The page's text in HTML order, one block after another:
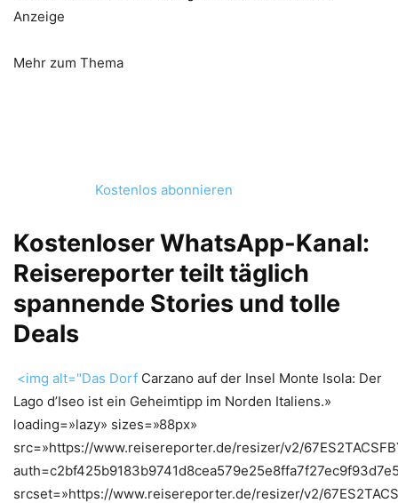
Anzeige
Mehr zum Thema
Kostenlos abonnieren
Kostenloser WhatsApp-Kanal:
Reisereporter teilt täglich
spannende Stories und tolle
Deals
<img alt="Das Dorf Carzano auf der Insel Monte Isola: Der
Lago d’Iseo ist ein Geheimtipp im Norden Italiens.»
loading=»lazy» sizes=»88px»
src=»https://www.reisereporter.de/resizer/v2/
srcset=»https://www.reisereporter.de/resizer/v2/